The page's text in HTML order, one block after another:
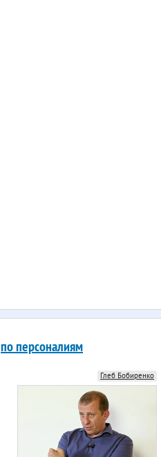
по персоналиям
Глеб Бобиренко